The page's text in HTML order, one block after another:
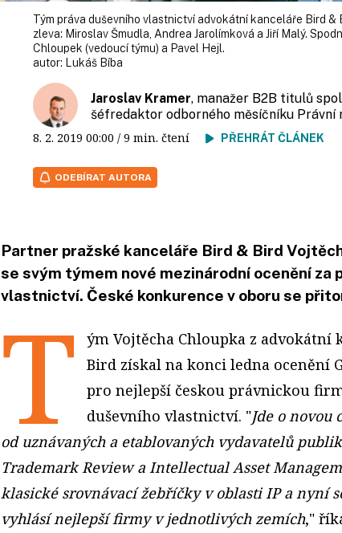
Tým práva duševního vlastnictví advokátní kanceláře Bird &
zleva: Miroslav Šmudla, Andrea Jarolímková a Jiří Malý.
Chloupek (vedoucí týmu) a Pavel Hejl.
autor: Lukáš Bíba
Jaroslav Kramer, manažer B2B titulů
šéfredaktor odborného měsíčníku Právní
8. 2. 2019 00:00 / 9 min. čtení PŘEHRÁT ČLÁNEK
ODEBÍRAT AUTORA
Partner pražské kanceláře Bird & Bird
se svým týmem nové mezinárodní ocenění za
vlastnictví. České konkurence v oboru se
T
ým Vojtěcha Chloupka z advokátní
Bird získal na konci ledna ocenění
pro nejlepší českou právnickou
duševního vlastnictví. "Jde o novou
od uznávaných a etablovaných vydavatelů
Trademark Review a Intellectual Asset
klasické srovnávací žebříčky v oblasti IP a nyní
vyhlásí nejlepší firmy v jednotlivých zemích,"